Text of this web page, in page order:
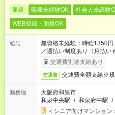
派遣 職種未経験OK 社会人未経験
WEB登録・面接OK
給与
無資格未経験：時給1350
／週払い制度あり（月払い
了次第のお支払いとなりま
交通費別途支給あり
交通費 交通費全額支給※
勤務地
大阪府和泉市
和泉中央駅 / 和泉府中駅 /
＜シニア向けマンション